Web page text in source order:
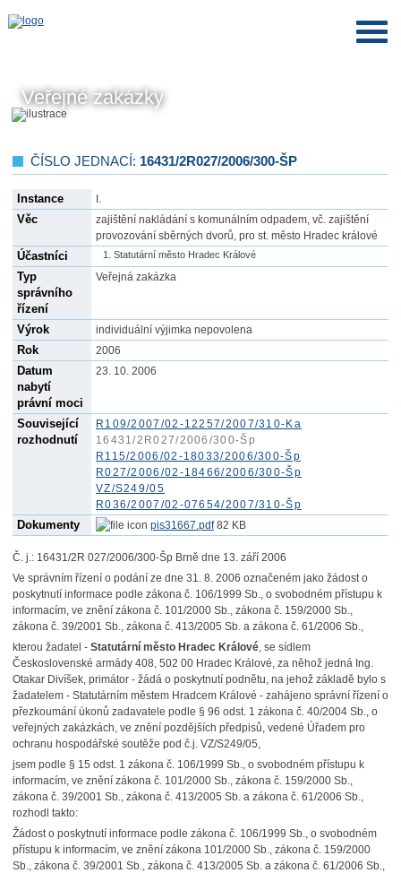
Veřejné zakázky
ČÍSLO JEDNACÍ: 16431/2R027/2006/300-ŠP
Instance I.
Věc
zajištění nakládání s komunálním odpadem, vč. zajištění
provozování sběrných dvorů, pro st. město Hradec králové
Účastníci Statutární město Hradec Králové
Typ
správního
řízení
Veřejná zakázka
Výrok individuální výjimka nepovolena
Rok 2006
Datum
nabytí
právní moci
23. 10. 2006
Související
rozhodnutí
R109/2007/02-12257/2007/310-Ka
16431/2R027/2006/300-Šp
R115/2006/02-18033/2006/300-Šp
R027/2006/02-18466/2006/300-Šp
VZ/S249/05
R036/2007/02-07654/2007/310-Šp
Dokumenty pis31667.pdf82 KB
Č. j.: 16431/2R 027/2006/300-Šp Brně dne 13. září 2006
Ve správním řízení o podání ze dne 31. 8. 2006 označeném jako žádost o
poskytnutí informace podle zákona č. 106/1999 Sb., o svobodném přístupu k
informacím, ve znění zákona č. 101/2000 Sb., zákona č. 159/2000 Sb.,
zákona č. 39/2001 Sb., zákona č. 413/2005 Sb. a zákona č. 61/2006 Sb.,
kterou žadatel - Statutární město Hradec Králové, se sídlem
Československé armády 408, 502 00 Hradec Králové, za něhož jedná Ing.
Otakar Divíšek, primátor - žádá o poskytnutí podnětu, na jehož základě bylo s
žadatelem - Statutárním městem Hradcem Králové - zahájeno správní řízení o
přezkoumání úkonů zadavatele podle § 96 odst. 1 zákona č. 40/2004 Sb., o
veřejných zakázkách, ve znění pozdějších předpisů, vedené Úřadem pro
ochranu hospodářské soutěže pod č.j. VZ/S249/05,
jsem podle § 15 odst. 1 zákona č. 106/1999 Sb., o svobodném přístupu k
informacím, ve znění zákona č. 101/2000 Sb., zákona č. 159/2000 Sb.,
zákona č. 39/2001 Sb., zákona č. 413/2005 Sb. a zákona č. 61/2006 Sb.,
rozhodl takto:
Žádost o poskytnutí informace podle zákona č. 106/1999 Sb., o svobodném
přístupu k informacím, ve znění zákona 101/2000 Sb., zákona č. 159/2000
Sb., zákona č. 39/2001 Sb., zákona č. 413/2005 Sb. a zákona č. 61/2006 Sb.,